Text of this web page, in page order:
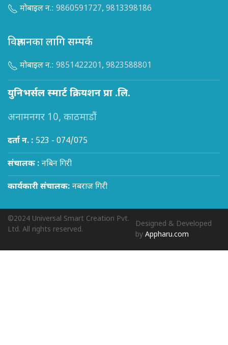
मोबाइल न.: 9860591727, 9813398186
विज्ञापनका लागि सम्पर्क
मोबाइल न.: 9851422201, 9823588801
युनिभर्सल स्मार्ट क्रियशन प्रा .लि.
अनामनगर 10, काठमाडौं
दर्ता न. : 523 - 074/075
संचालक : नबिन गिरी
कार्यकारी संचालक: नबराज गिरी
©2024 Universal Smart Creation Pvt.
Ltd. All rights reserved.
Designed & Developed
byAppharu.com